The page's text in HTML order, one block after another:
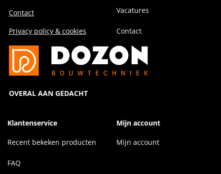
Contact
Privacy policy & cookies
OVERAL AAN GEDACHT
Vacatures
Contact
Klantenservice
Recent bekeken producten
FAQ
Mijn account
Mijn account